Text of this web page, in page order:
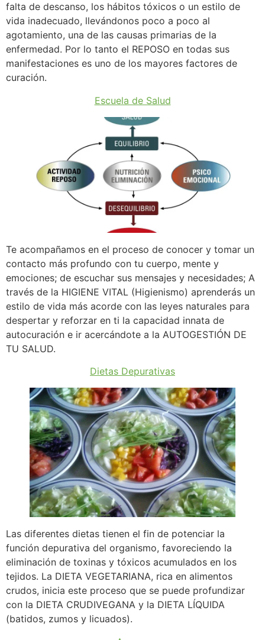
falta de descanso, los hábitos tóxicos o un estilo de
vida inadecuado, llevándonos poco a poco al
agotamiento, una de las causas primarias de la
enfermedad. Por lo tanto el REPOSO en todas sus
manifestaciones es uno de los mayores factores de
curación.
Escuela de Salud
Te acompañamos en el proceso de conocer y tomar un
contacto más profundo con tu cuerpo, mente y
emociones; de escuchar sus mensajes y necesidades; A
través de la HIGIENE VITAL (Higienismo) aprenderás un
estilo de vida más acorde con las leyes naturales para
despertar y reforzar en ti la capacidad innata de
autocuración e ir acercándote a la AUTOGESTIÓN DE
TU SALUD.
Dietas Depurativas
Las diferentes dietas tienen el fin de potenciar la
función depurativa del organismo, favoreciendo la
eliminación de toxinas y tóxicos acumulados en los
tejidos. La DIETA VEGETARIANA, rica en alimentos
crudos, inicia este proceso que se puede profundizar
con la DIETA CRUDIVEGANA y la DIETA LÍQUIDA
(batidos, zumos y licuados).